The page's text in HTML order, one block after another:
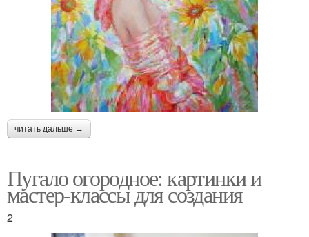
читать дальше →
Пугало огородное: картинки и
мастер-классы для создания
2